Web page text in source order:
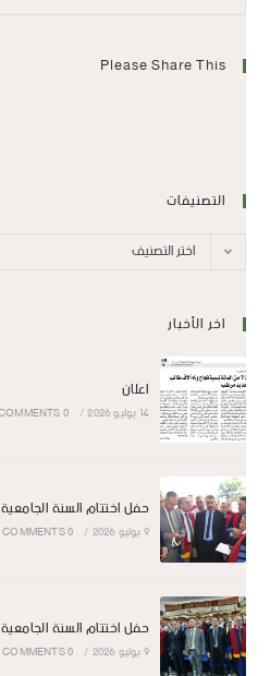
Please Share This
التصنيفات
اختر التصنيف
اخر الأخبار
اعلان
14 يوليو 2026 /
0 COMMENTS
حفل اختتام السنة الجامعية 2026/2025
9 يوليو 2026 /
0 COMMENTS
حفل اختتام السنة الجامعية 2026/2025
9 يوليو 2026 /
0 COMMENTS